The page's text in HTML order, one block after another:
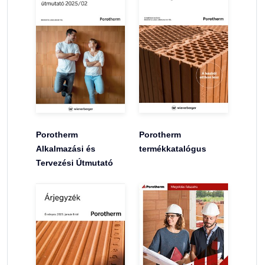
Porotherm
Alkalmazási és
Tervezési Útmutató
Porotherm
termékkatalógus